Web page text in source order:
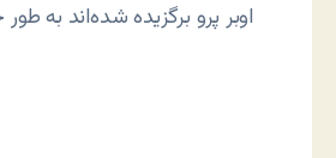
اوبر پرو برگزیده شده‌اند به